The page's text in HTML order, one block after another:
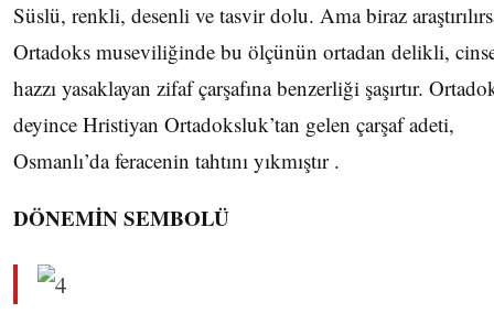
Süslü, renkli, desenli ve tasvir dolu. Ama biraz
Ortadoks museviliğinde bu ölçünün ortadan delikli,
hazzı yasaklayan zifaf çarşafına benzerliği şaşırtır.
deyince Hristiyan Ortadoksluk’tan gelen çarşaf adeti,
Osmanlı’da feracenin tahtını yıkmıştır .
DÖNEMİN SEMBOLÜ